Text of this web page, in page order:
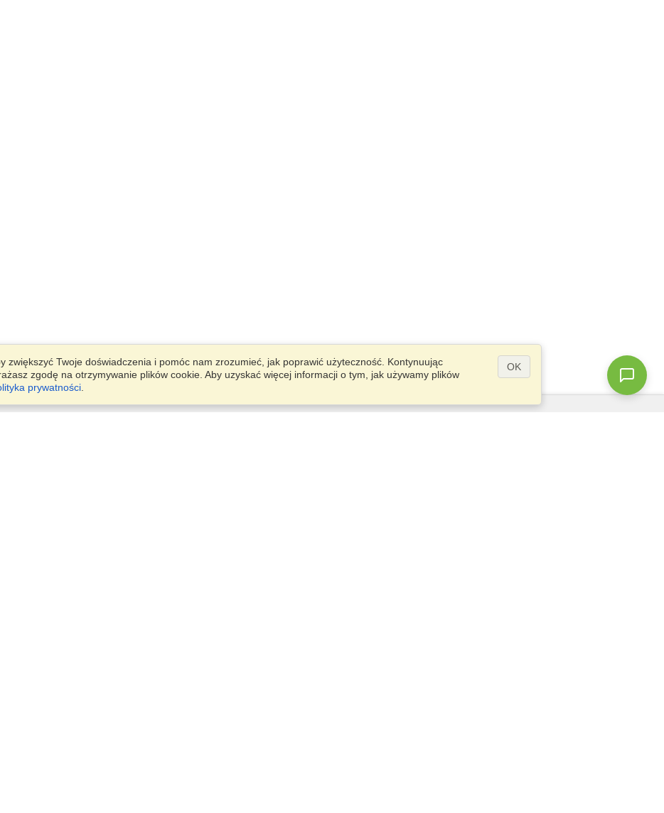
zwiększyć Twoje doświadczenia i pomóc nam zrozumieć, jak poprawić użyteczność. Kontynuując
zgodę na otrzymywanie plików cookie. Aby uzyskać więcej informacji o tym, jak używamy plików
prywatności
OK